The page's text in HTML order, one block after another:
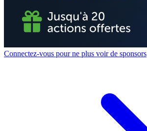
Connectez-vous pour ne plus voir de sponsors